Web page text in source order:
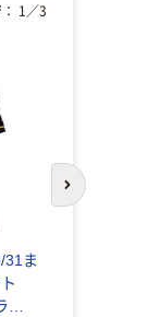
31ま
1 ／3
次のスライド